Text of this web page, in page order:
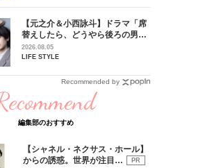
【元之介＆小西詠斗】ドラマ「席
替えしたら、どうやら後ろの男が
どうやら俺のこと好きらしい」放
送記念インタビュー♡ 「自然と詠
2026.08.05
LIFE STYLE
Recommended by
編集部のおすすめ
【シャネル・ネクサス・ホール】
からの誘惑。世界が注目…
PR